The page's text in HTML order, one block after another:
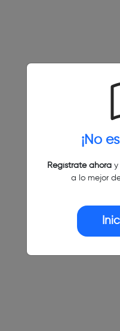
¡No
Regístrate ahoray
a lo mejor